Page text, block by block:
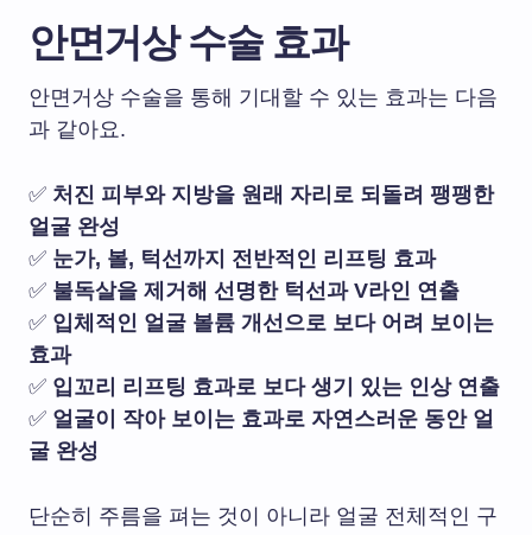
안면거상 수술 효과
안면거상 수술을 통해 기대할 수 있는 효과는 다음
과 같아요.
✅ 처진 피부와 지방을 원래 자리로 되돌려 팽팽한
얼굴 완성
✅ 눈가, 볼, 턱선까지 전반적인 리프팅 효과
✅ 불독살을 제거해 선명한 턱선과 V라인 연출
✅ 입체적인 얼굴 볼륨 개선으로 보다 어려 보이는
효과
✅ 입꼬리 리프팅 효과로 보다 생기 있는 인상 연출
✅ 얼굴이 작아 보이는 효과로 자연스러운 동안 얼
굴 완성
단순히 주름을 펴는 것이 아니라 얼굴 전체적인 구